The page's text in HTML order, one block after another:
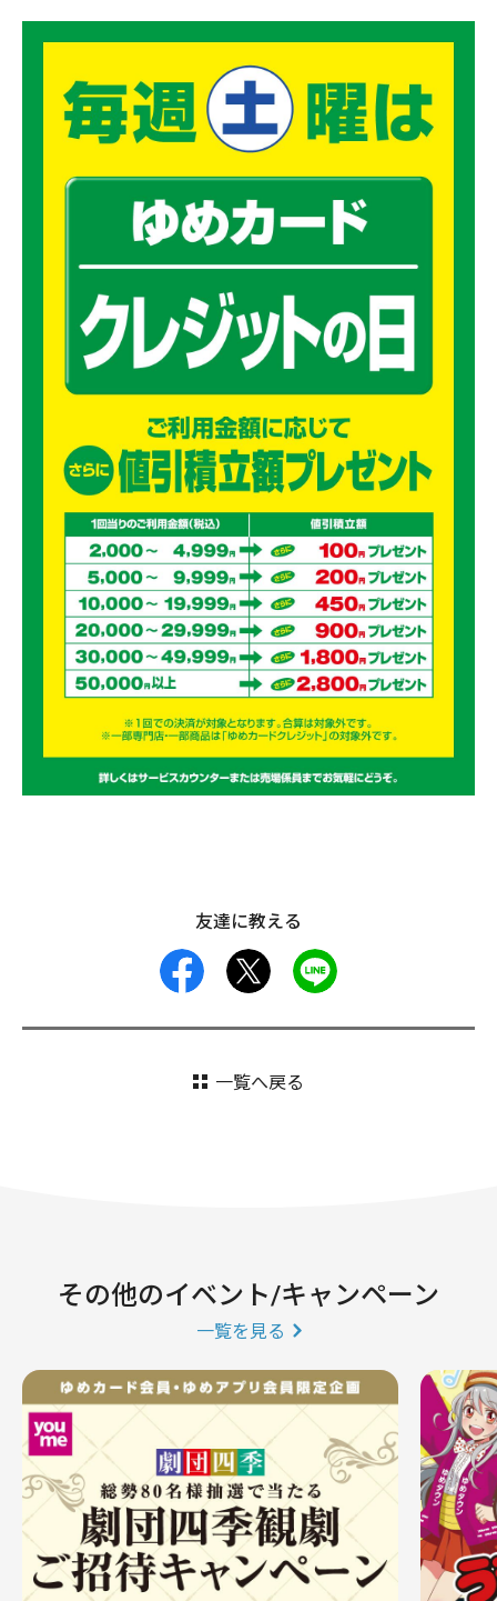
友達に教える
facebook
一覧へ戻る
その他のイベント/キャンペーン
一覧を見る